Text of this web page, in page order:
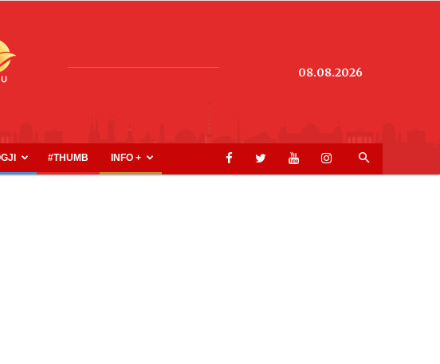
08.08.2026
#THUMB INFO +